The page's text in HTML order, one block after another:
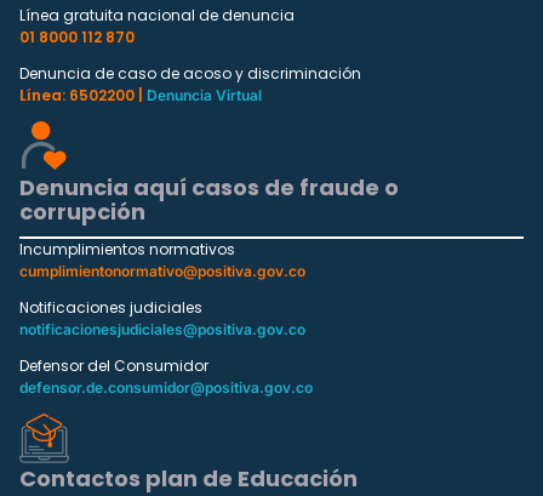
Línea gratuita nacional de denuncia
01 8000 112 870
Denuncia de caso de acoso y discriminación
Línea: 6502200 |
Denuncia Virtual
Denuncia aquí casos de fraude o
corrupción
Incumplimientos normativos
cumplimientonormativo@positiva.gov.co
Notificaciones judiciales
notificacionesjudiciales@positiva.gov.co
Defensor del Consumidor
defensor.de.consumidor@positiva.gov.co
Contactos plan de Educación